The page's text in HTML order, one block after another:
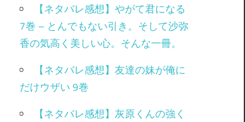
【ネタバレ感想】やがて君になる
7巻 – とんでもない引き。そして沙弥
香の気高く美しい心。そんな一冊。
【ネタバレ感想】友達の妹が俺に
だけウザい 9巻
【ネタバレ感想】灰原くんの強く